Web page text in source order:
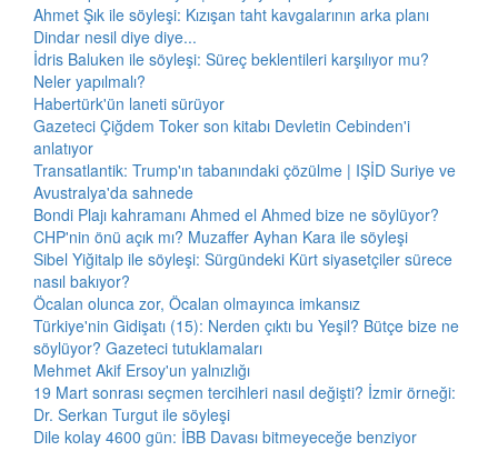
Ahmet Şık ile söyleşi: Kızışan taht kavgalarının arka planı
Dindar nesil diye diye...
İdris Baluken ile söyleşi: Süreç beklentileri karşılıyor mu?
Neler yapılmalı?
Habertürk'ün laneti sürüyor
Gazeteci Çiğdem Toker son kitabı Devletin Cebinden'i
anlatıyor
Transatlantik: Trump'ın tabanındaki çözülme | IŞİD Suriye ve
Avustralya'da sahnede
Bondi Plajı kahramanı Ahmed el Ahmed bize ne söylüyor?
CHP'nin önü açık mı? Muzaffer Ayhan Kara ile söyleşi
Sibel Yiğitalp ile söyleşi: Sürgündeki Kürt siyasetçiler sürece
nasıl bakıyor?
Öcalan olunca zor, Öcalan olmayınca imkansız
Türkiye'nin Gidişatı (15): Nerden çıktı bu Yeşil? Bütçe bize ne
söylüyor? Gazeteci tutuklamaları
Mehmet Akif Ersoy'un yalnızlığı
19 Mart sonrası seçmen tercihleri nasıl değişti? İzmir örneği:
Dr. Serkan Turgut ile söyleşi
Dile kolay 4600 gün: İBB Davası bitmeyeceğe benziyor